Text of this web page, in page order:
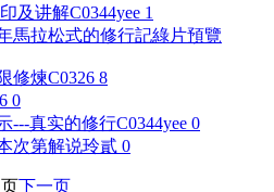
及讲解C0344yee 1
馬拉松式的修行記綠片預覽
修煉C0326 8
0
---真实的修行C0344yee 0
次第解说玲貳 0
下一页